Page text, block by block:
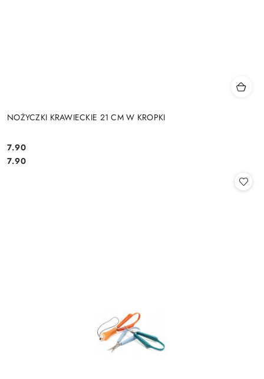
NOŻYCZKI KRAWIECKIE 21 CM W KROPKI
Cena:
7.90
Cena:
7.90